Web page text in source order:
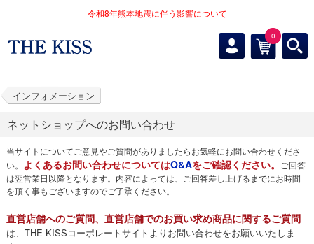
令和8年熊本地震に伴う影響について
0
インフォメーション
ネットショップへのお問い合わせ
当サイトについてご意見やご質問がありましたらお気軽にお問い合わせくださ
い。 よくあるお問い合わせについてはQ&Aをご確認ください。
ご回答
は翌営業日以降となります。内容によっては、ご回答差し上げるまでにお時間
を頂く事もございますのでご了承ください。
直営店舗へのご質問、直営店舗でのお買い求め商品に関するご質問
は、THE KISSコーポレートサイトよりお問い合わせをお願いいたしま